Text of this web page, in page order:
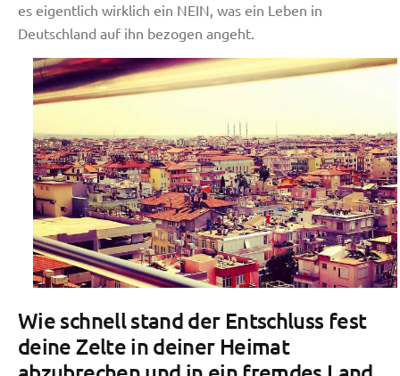
es eigentlich wirklich ein NEIN, was ein Leben in
Deutschland auf ihn bezogen angeht.
Wie schnell stand der Entschluss fest
deine Zelte in deiner Heimat